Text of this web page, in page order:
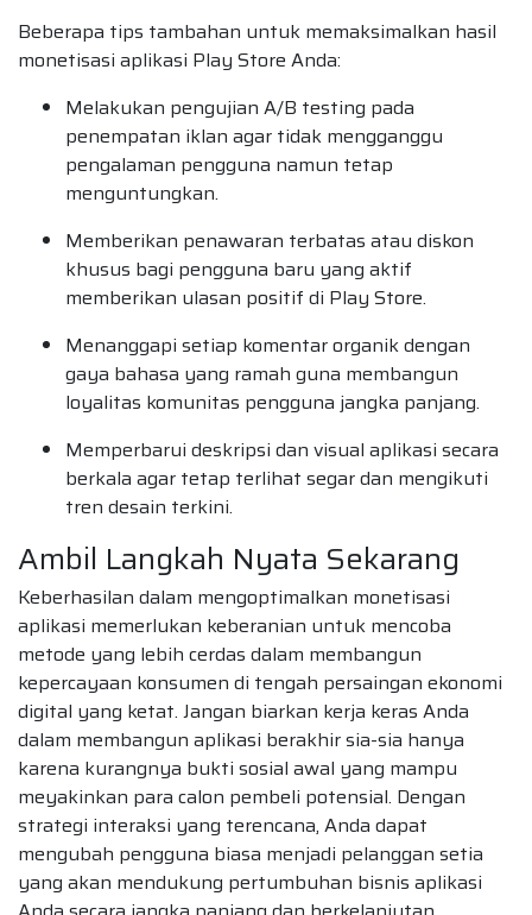
Beberapa tips tambahan untuk memaksimalkan hasil
monetisasi aplikasi Play Store Anda:
Melakukan pengujian A/B testing pada
penempatan iklan agar tidak mengganggu
pengalaman pengguna namun tetap
menguntungkan.
Memberikan penawaran terbatas atau diskon
khusus bagi pengguna baru yang aktif
memberikan ulasan positif di Play Store.
Menanggapi setiap komentar organik dengan
gaya bahasa yang ramah guna membangun
loyalitas komunitas pengguna jangka panjang.
Memperbarui deskripsi dan visual aplikasi secara
berkala agar tetap terlihat segar dan mengikuti
tren desain terkini.
Ambil Langkah Nyata Sekarang
Keberhasilan dalam mengoptimalkan monetisasi
aplikasi memerlukan keberanian untuk mencoba
metode yang lebih cerdas dalam membangun
kepercayaan konsumen di tengah persaingan ekonomi
digital yang ketat. Jangan biarkan kerja keras Anda
dalam membangun aplikasi berakhir sia-sia hanya
karena kurangnya bukti sosial awal yang mampu
meyakinkan para calon pembeli potensial. Dengan
strategi interaksi yang terencana, Anda dapat
mengubah pengguna biasa menjadi pelanggan setia
yang akan mendukung pertumbuhan bisnis aplikasi